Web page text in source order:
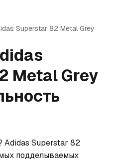
Superstar 82 Metal Grey
Metal Grey
Adidas Superstar 82
подделываемых